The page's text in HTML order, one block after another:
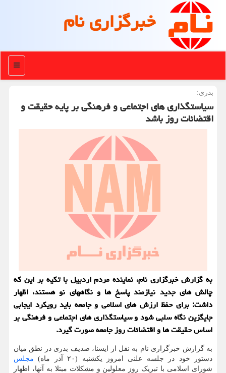
خبرگزاری نام
منو
بدری:
سیاستگذاری های اجتماعی و فرهنگی بر پایه حقیقت و
اقتضائات روز باشد
به گزارش خبرگزاری نام، نماینده مردم اردبیل با تکیه بر این که
چالش های جدید نیازمند پاسخ ها و نگاههای نو هستند، اظهار
داشت: برای حفظ ارزش های اسلامی و جامعه باید رویکرد ایجابی
جایگزین نگاه سلبی شود و سیاستگذاری های اجتماعی و فرهنگی بر
اساس حقیقت ها و اقتضائات روز جامعه صورت گیرد.
به گزارش خبرگزاری نام به نقل از ایسنا، صدیف بدری در نطق میان
دستور خود در جلسه علنی امروز یکشنبه (۲۰ آذر ماه)
مجلس
شورای اسلامی با تبریک روز معلولین و مشکلات مبتلا به آنها، اظهار